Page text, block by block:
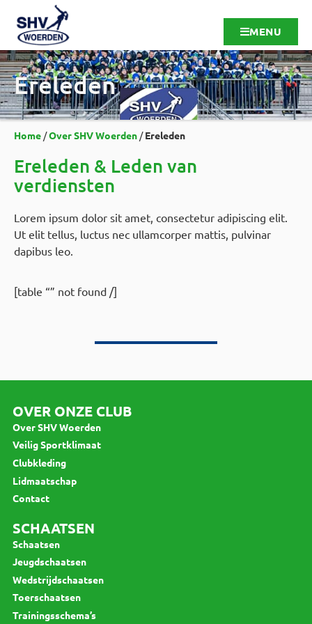
MENU
Ereleden
Home /Over SHV Woerden /Ereleden
Ereleden & Leden van
verdiensten
Lorem ipsum dolor sit amet, consectetur adipiscing elit.
Ut elit tellus, luctus nec ullamcorper mattis, pulvinar
dapibus leo.
[table “” not found /]
OVER ONZE CLUB
Over SHV Woerden
Veilig Sportklimaat
Clubkleding
Lidmaatschap
Contact
SCHAATSEN
Schaatsen
Jeugdschaatsen
Wedstrijdschaatsen
Toerschaatsen
Trainingsschema’s